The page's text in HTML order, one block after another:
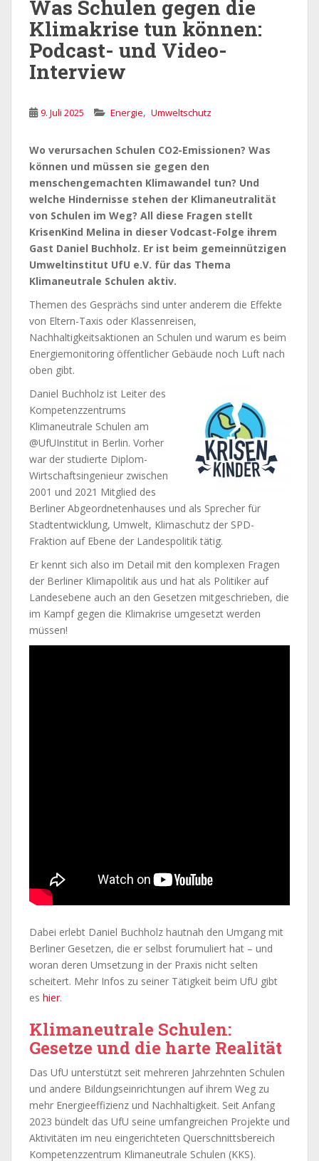
Was Schulen gegen die
Klimakrise tun können:
Podcast- und Video-
Interview
9. Juli 2025 Energie, Umweltschutz
Wo verursachen Schulen CO2-Emissionen? Was
können und müssen sie gegen den
menschengemachten Klimawandel tun? Und
welche Hindernisse stehen der Klimaneutralität
von Schulen im Weg? All diese Fragen stellt
KrisenKind Melina in dieser Vodcast-Folge ihrem
Gast Daniel Buchholz. Er ist beim gemeinnützigen
Umweltinstitut UfU e.V. für das Thema
Klimaneutrale Schulen aktiv.
Themen des Gesprächs sind unter anderem die Effekte
von Eltern-Taxis oder Klassenreisen,
Nachhaltigkeitsaktionen an Schulen und warum es beim
Energiemonitoring öffentlicher Gebäude noch Luft nach
oben gibt.
Daniel Buchholz ist Leiter des
Kompetenzzentrums
Klimaneutrale Schulen am
‪@UfUInstitut‬ in Berlin. Vorher
war der studierte Diplom-
Wirtschaftsingenieur zwischen
2001 und 2021 Mitglied des
Berliner Abgeordnetenhauses und als Sprecher für
Stadtentwicklung, Umwelt, Klimaschutz der SPD-
Fraktion auf Ebene der Landespolitik tätig.
Er kennt sich also im Detail mit den komplexen Fragen
der Berliner Klimapolitik aus und hat als Politiker auf
Landesebene auch an den Gesetzen mitgeschrieben, die
im Kampf gegen die Klimakrise umgesetzt werden
müssen!
Dabei erlebt Daniel Buchholz hautnah den Umgang mit
Berliner Gesetzen, die er selbst forumuliert hat – und
woran deren Umsetzung in der Praxis nicht selten
scheitert. Mehr Infos zu seiner Tätigkeit beim UfU gibt
es hier.
Klimaneutrale Schulen:
Gesetze und die harte Realität
Das UfU unterstützt seit mehreren Jahrzehnten Schulen
und andere Bildungseinrichtungen auf ihrem Weg zu
mehr Energieeffizienz und Nachhaltigkeit. Seit Anfang
2023 bündelt das UfU seine umfangreichen Projekte und
Aktivitäten im neu eingerichteten Querschnittsbereich
Kompetenzzentrum Klimaneutrale Schulen (KKS).